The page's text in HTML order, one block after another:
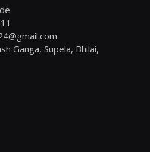
Ganga, Supela, Bhilai,